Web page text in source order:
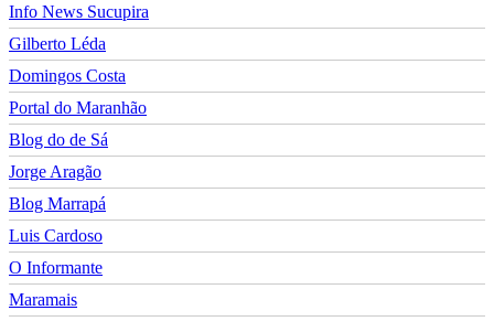
Info News Sucupira
Gilberto Léda
Domingos Costa
Portal do Maranhão
Blog do de Sá
Jorge Aragão
Blog Marrapá
Luis Cardoso
O Informante
Maramais